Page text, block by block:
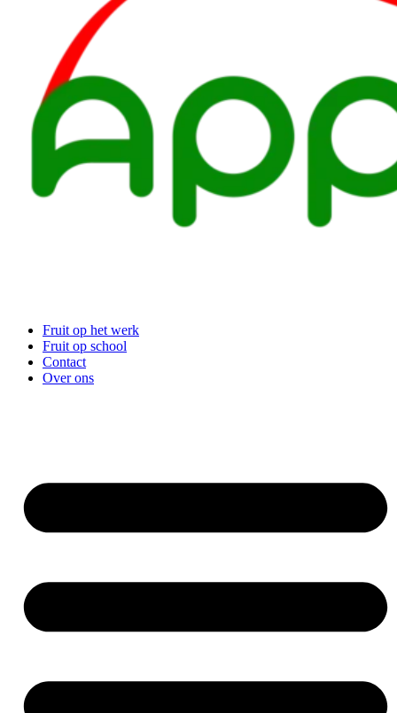
Fruit op het werk
Fruit op school
Contact
Over ons